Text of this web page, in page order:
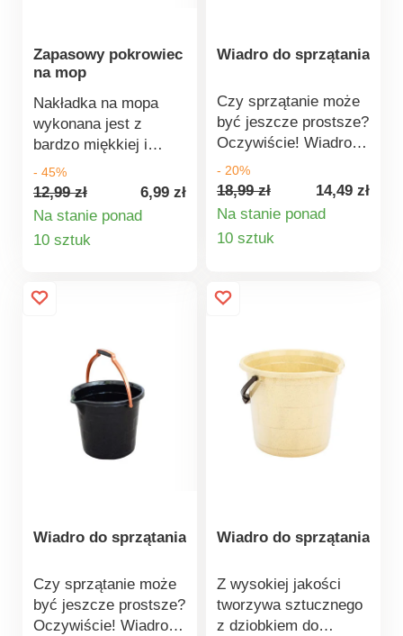
Zapasowy pokrowiec
na mop
Nakładka na mopa
wykonana jest z
bardzo miękkiej i
delikatnej mikrofibry.
Można ją łatwo
zakładać, zdejmować i
prać. Mocowana do
mopa za pomocą
bardzo łagodny dla
wszystkich rodzajów
mikrofibra Wymiary:
32 x 12 x 10 cm
- 45%
12,99 zł
6,99 zł
Na stanie ponad
10 sztuk
Wiadro do sprzątania
Czy sprzątanie może
być jeszcze prostsze?
Oczywiście! Wiadro
wykonane z wysokiej
jakości elastycznego
tworzywa sztucznego
z dziubkiem do
wylewania ułatwi
części znajduje się
rączka, która idealnie
szczególnie przy
wylewaniu zawartości
wiadra.
- 20%
18,99 zł
14,49 zł
Na stanie ponad
10 sztuk
Wiadro do sprzątania
Czy sprzątanie może
być jeszcze prostsze?
Oczywiście! Wiadro
Wiadro do sprzątania
Z wysokiej jakości
tworzywa sztucznego
z dziobkiem do